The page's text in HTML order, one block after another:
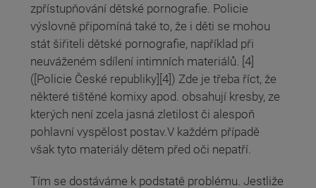
zpřístupňování dětské pornografie. Policie
výslovně připomíná také to, že i děti se mohou
stát šiřiteli dětské pornografie, například při
neuváženém sdílení intimních materiálů. [4]
([Policie České republiky][4]) Zde je třeba říct, že
některé tištěné komixy apod. obsahují kresby, ze
kterých není zcela jasná zletilost či alespoň
pohlavní vyspělost postav.V každém případě
však tyto materiály dětem před oči nepatří.
Tím se dostáváme k podstatě problému. Jestliže